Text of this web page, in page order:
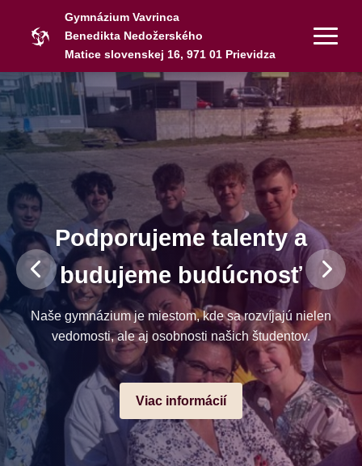
Gymnázium Vavrinca
Benedikta Nedožerského
Matice slovenskej 16, 971 01 Prievidza
Podporujeme talenty a
budujeme budúcnosť
Naše gymnázium je miestom, kde sa rozvíjajú nielen
vedomosti, ale aj osobnosti našich študentov.
Viac informácií